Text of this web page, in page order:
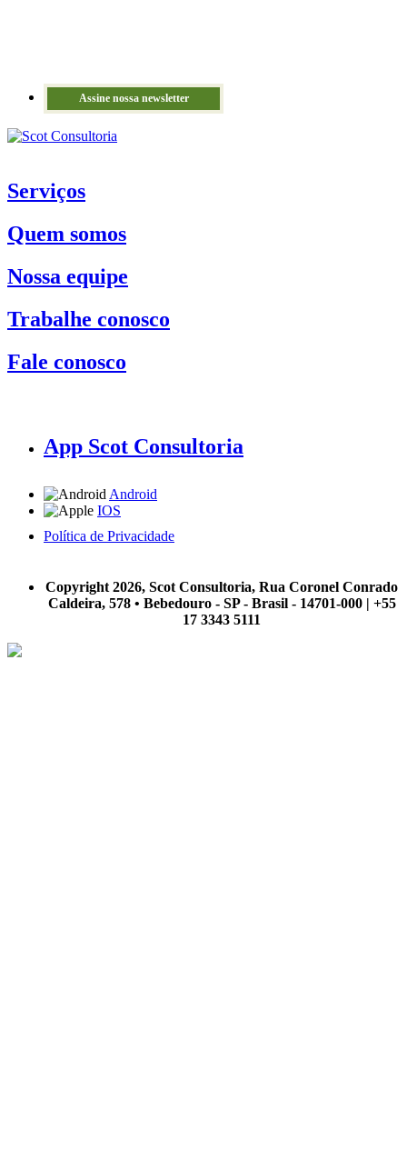
Assine nossa newsletter
Serviços
Quem somos
Nossa equipe
Trabalhe conosco
Fale conosco
App Scot Consultoria
Android
IOS
Política de Privacidade
Copyright 2026, Scot Consultoria, Rua Coronel Conrado
Caldeira, 578 • Bebedouro - SP - Brasil - 14701-000 | +55
17 3343 5111